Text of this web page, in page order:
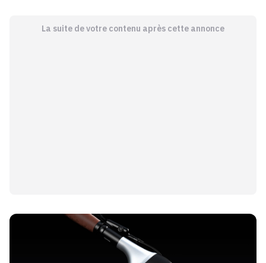
La suite de votre contenu après cette annonce